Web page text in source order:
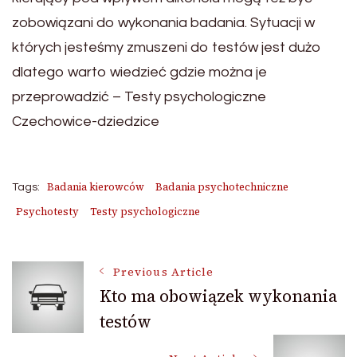
zobowiązani do wykonania badania. Sytuacji w
których jesteśmy zmuszeni do testów jest dużo
dlatego warto wiedzieć gdzie można je
przeprowadzić – Testy psychologiczne
Czechowice-dziedzice
Tags: Badania kierowców
Badania psychotechniczne
Psychotesty
Testy psychologiczne
Post
Navigation
Previous Article
Kto ma obowiązek wykonania
testów